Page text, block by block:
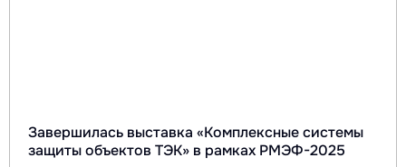
Завершилась выставка «Комплексные системы
защиты объектов ТЭК» в рамках РМЭФ-2025